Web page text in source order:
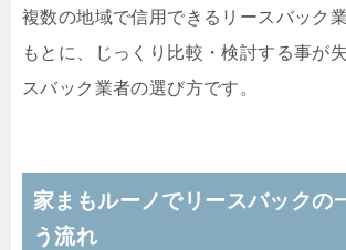
複数の地域で信用できるリースバック
もとに、じっくり比較・検討する事が
スバック業者の選び方です。
家まもルーノでリースバックの
う流れ